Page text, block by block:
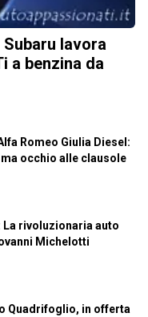
lavora
a benzina da
Romeo Giulia Diesel:
occhio alle clausole
La rivoluzionaria auto
Michelotti
Quadrifoglio, in offerta